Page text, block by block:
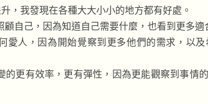
，我發現在各種大大小小的地方都有好處。
顧自己，因為知道自己需要什麼，也看到更多適
愛人，因為開始覺察到更多他們的需求，以
的更有效率，更有彈性，因為更能觀察到事情